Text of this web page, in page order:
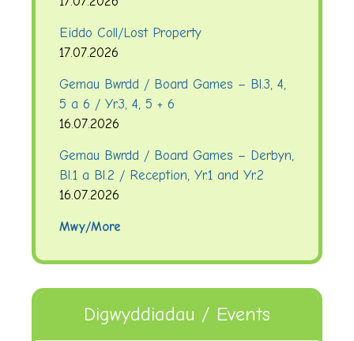
Eiddo Coll/Lost Property
17.07.2026
Gemau Bwrdd / Board Games – Bl.3, 4,
5 a 6 / Yr.3, 4, 5 + 6
16.07.2026
Gemau Bwrdd / Board Games – Derbyn,
Bl.1 a Bl.2 / Reception, Yr.1 and Yr.2
16.07.2026
Mwy/More
Digwyddiadau / Events